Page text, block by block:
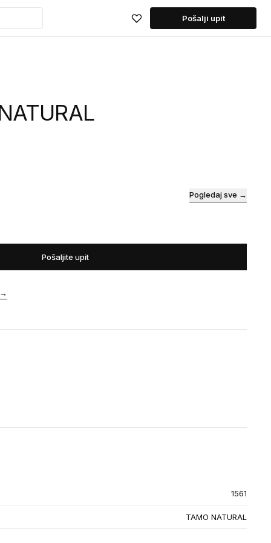
Pošalji upit
Pogledaj sve →
Pošaljite upit
1561
TAMO NATURAL